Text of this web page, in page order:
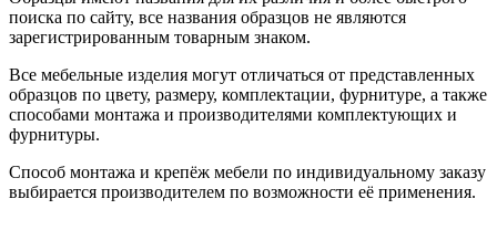
поиска по сайту, все названия образцов не являются
зарегистрированным товарным знаком.
Все мебельные изделия могут отличаться от представленных
образцов по цвету, размеру, комплектации, фурнитуре, а также
способами монтажа и производителями комплектующих и
фурнитуры.
Способ монтажа и крепёж мебели по индивидуальному заказу
выбирается производителем по возможности её применения.